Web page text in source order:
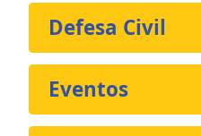
Defesa Civil
Eventos